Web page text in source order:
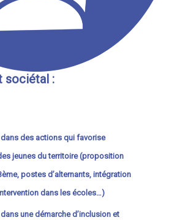
sociétal :
dans des actions qui favorise
jeunes du territoire (proposition
postes d’alternants, intégration
dans les écoles…)
une démarche d’inclusion et